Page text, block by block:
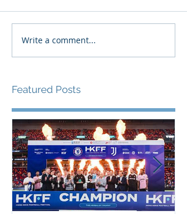
Write a comment...
Featured Posts